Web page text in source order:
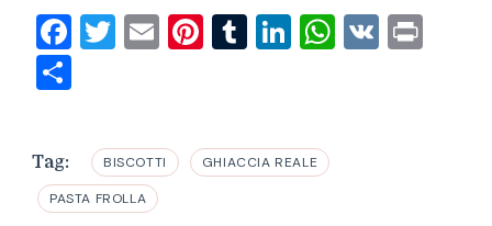
Facebook
Twitter
EmailPinterest
Tumblr
LinkedIn
VK
Tag: BISCOTTI GHIACCIA REALE
PASTA FROLLA